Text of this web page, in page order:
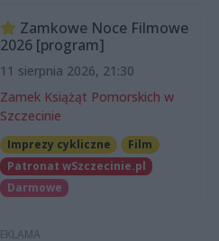
Zamkowe Noce Filmowe
2026 [program]
11 sierpnia 2026, 21:30
Zamek Książąt Pomorskich w
Szczecinie
Imprezy cykliczne
Film
Patronat wSzczecinie.pl
Darmowe